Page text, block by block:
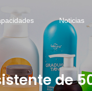
Noticias
de